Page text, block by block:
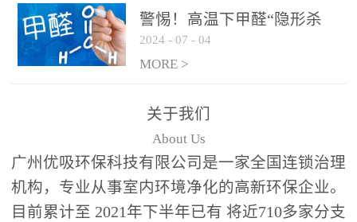
警惕！高温下甲醛“隐形杀
手”来袭，你的家安全吗？
2024 - 07 - 04
MORE >
关于我们
About Us
广州优吸环保科技有限公司是一家全国连锁治理
机构，专业从事室内环境净化的高新环保企业。
目前累计至 2021年下半年已有 将近710多家分支